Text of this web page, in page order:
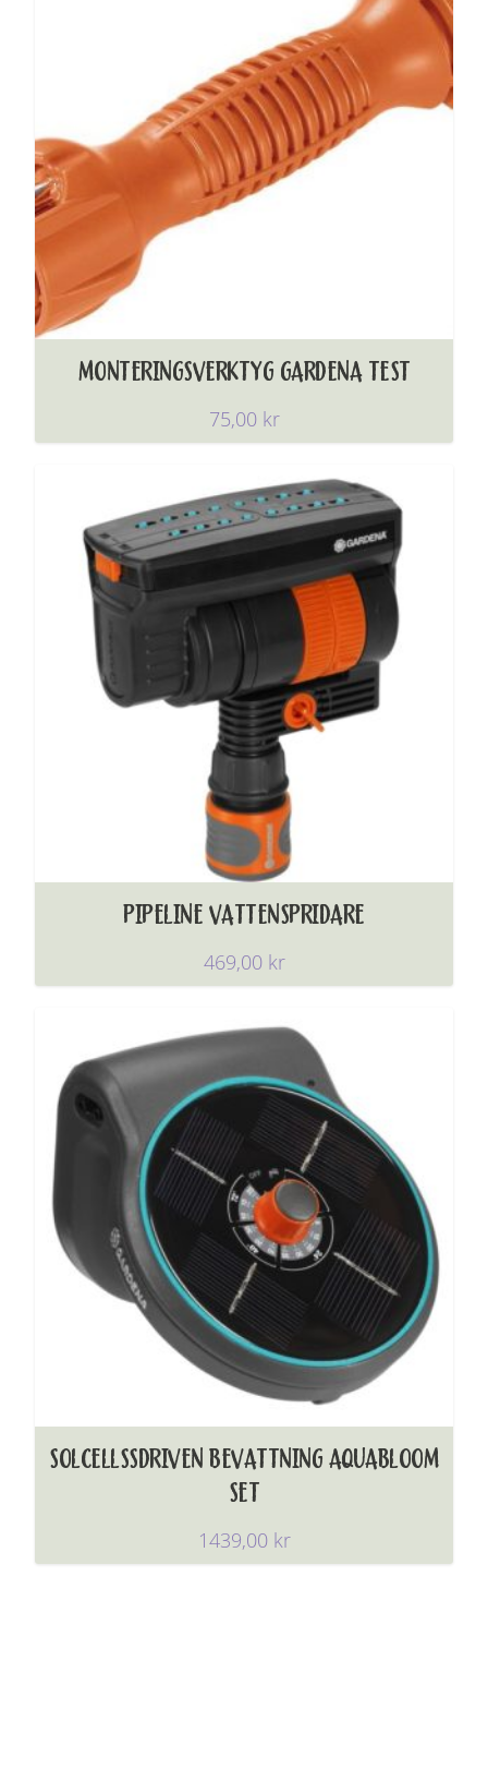
MONTERINGSVERKTYG GARDENA TEST
75,00 kr
PIPELINE VATTENSPRIDARE
469,00 kr
SOLCELLSSDRIVEN BEVATTNING AQUABLOOM
SET
1439,00 kr